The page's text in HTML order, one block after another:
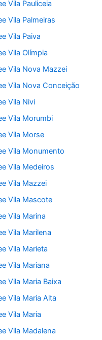
Vila Pauliceia
Vila Palmeiras
Vila Paiva
Vila Olímpia
Vila Nova Mazzei
Vila Nova Conceição
Vila Nivi
Vila Morumbi
Vila Morse
Vila Monumento
Vila Medeiros
Vila Mazzei
Vila Mascote
Vila Marina
Vila Marilena
Vila Marieta
Vila Mariana
Vila Maria Baixa
Vila Maria Alta
Vila Maria
Vila Madalena